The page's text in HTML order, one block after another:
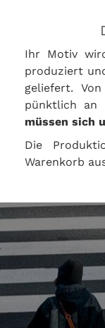
Ihr Motiv
produziert
geliefert.
pünktlich an
müssen sich
Die
Warenkorb